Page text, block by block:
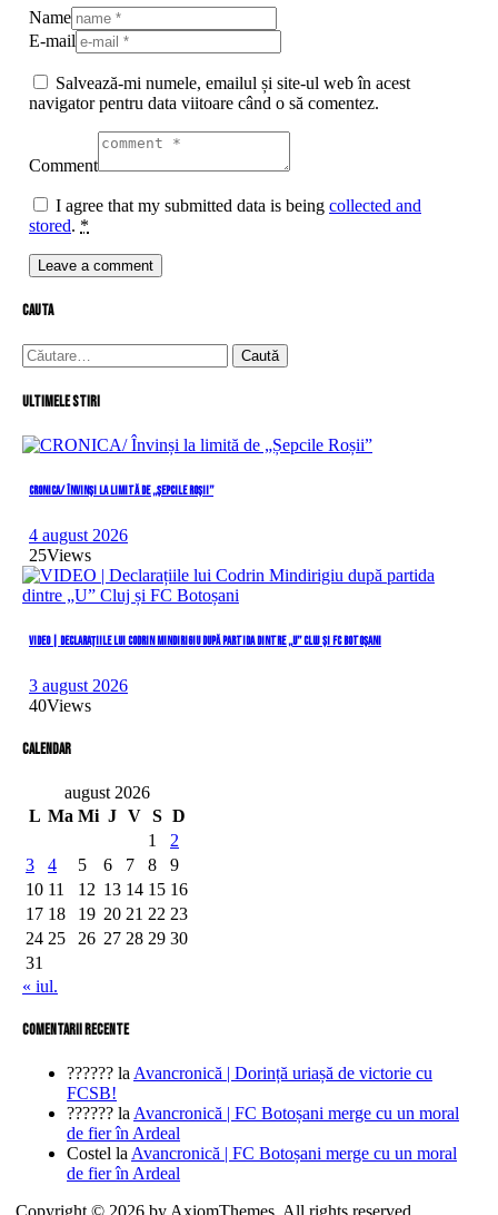
Name
E-mail
Salvează-mi numele, emailul și site-ul web în acest
navigator pentru data viitoare când o să comentez.
Comment
I agree that my submitted data is being collected and
stored. *
cauta
Caută
după:
Ultimele stiri
CRONICA/ Învinși la limită de „Șepcile Roșii”
4 august 2026
25Views
VIDEO | Declarațiile lui Codrin Mindirigiu după partida dintre „U” Cluj și FC Botoșani
3 august 2026
40Views
Calendar
august 2026
L Ma Mi J V S D
1
2
3
4 5 6 7 8
9
10 11 12 13 14 15 16
17 18 19 20 21 22 23
24 25 26 27 28 29 30
31
« iul.
comentarii recente
?????? la Avancronică | Dorință uriașă de victorie cu
FCSB!
?????? la Avancronică | FC Botoșani merge cu un moral
de fier în Ardeal
Costel la Avancronică | FC Botoșani merge cu un moral
de fier în Ardeal